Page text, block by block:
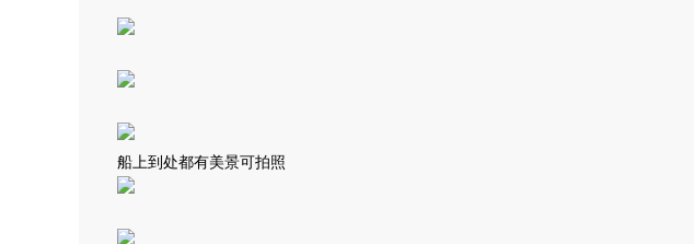
船上到处都有美景可拍照